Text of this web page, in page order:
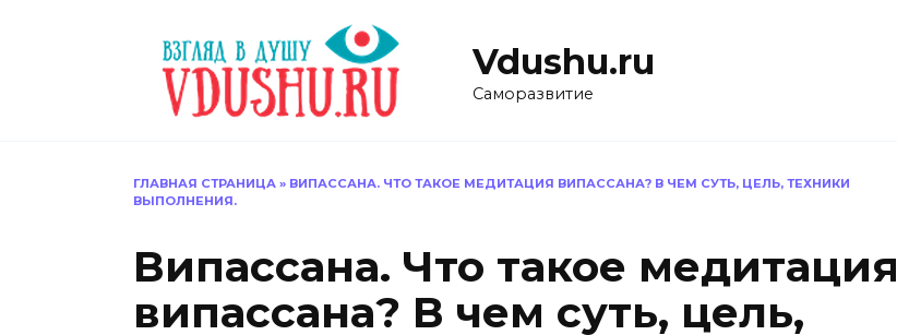
Vdushu.ru
Саморазвитие
ГЛАВНАЯ СТРАНИЦА » ВИПАССАНА. ЧТО ТАКОЕ МЕДИТАЦИЯ ВИПАССАНА? В ЧЕМ СУТЬ, ЦЕЛЬ, ТЕХНИКИ
ВЫПОЛНЕНИЯ.
Випассана. Что такое медитация
випассана? В чем суть, цель,